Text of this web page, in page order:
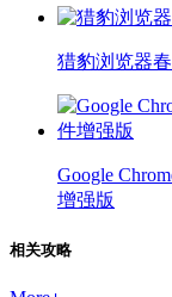
猎豹浏览器
Google
增强版
相关攻略